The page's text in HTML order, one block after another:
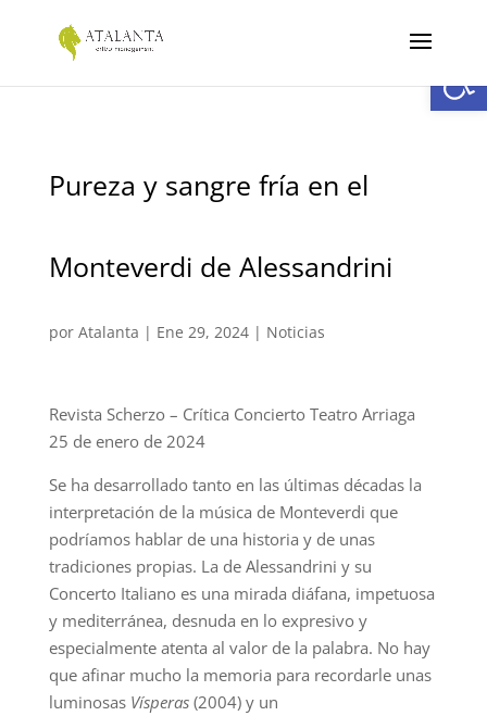
Pureza y sangre fría en el
Monteverdi de Alessandrini
por Atalanta | Ene 29, 2024| Noticias
Revista Scherzo – Crítica Concierto Teatro Arriaga
25 de enero de 2024
Se ha desarrollado tanto en las últimas décadas la
interpretación de la música de Monteverdi que
podríamos hablar de una historia y de unas
tradiciones propias. La de Alessandrini y su
Concerto Italiano es una mirada diáfana, impetuosa
y mediterránea, desnuda en lo expresivo y
especialmente atenta al valor de la palabra. No hay
que afinar mucho la memoria para recordarle unas
luminosas Vísperas(2004) y un